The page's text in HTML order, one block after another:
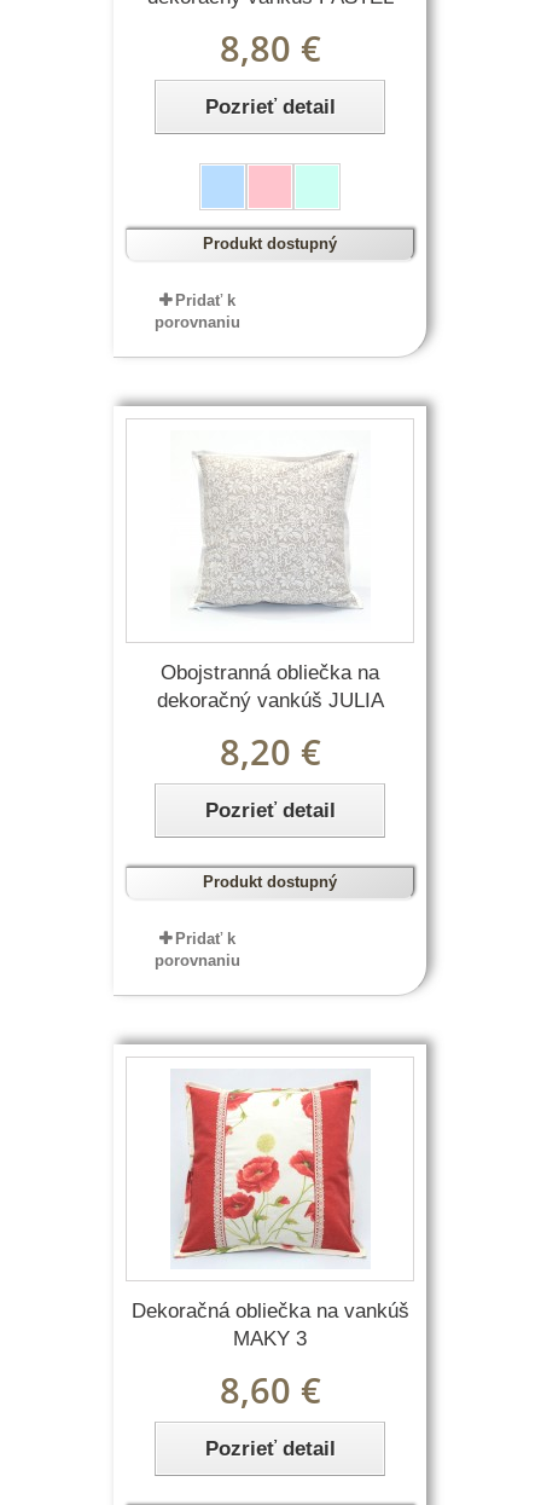
8,80 €
Pozrieť detail
Produkt dostupný
Pridať k
porovnaniu
Obojstranná obliečka na
dekoračný vankúš JULIA
8,20 €
Pozrieť detail
Produkt dostupný
Pridať k
porovnaniu
Dekoračná obliečka na vankúš
MAKY 3
8,60 €
Pozrieť detail